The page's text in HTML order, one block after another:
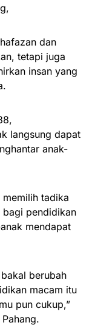
dan
tetapi juga
insan yang
langsung dapat
anak-
tadika
bagi pendidikan
mendapat
berubah
macam itu
pun cukup,”